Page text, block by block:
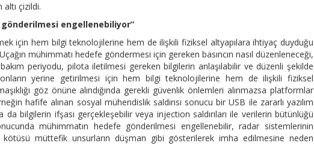
çizildi.
gönderilmesi engellenebiliyor”
için hem bilgi teknolojilerine hem de ilişkili fiziksel altyapılara ihtiyaç duyduğu
mühimmatı hedefe göndermesi için gereken basıncın nasıl düzenleneceği,
periyodu, pilota iletilmesi gereken bilgilerin anlaşılabilir ve düzenli şekilde
yerine getirilmesi için hem bilgi teknolojilerine hem de ilişkili fiziksel
göz önüne alındığında gerekli güvenlik önlemleri alınmazsa platformlar
hafife alınan sosyal mühendislik saldırısı sonucu bir USB ile zararlı yazılım
da bilgilerin ifşası gerçekleşebilir veya injection saldırıları ile verilerin bütünlüğü
mühimmatın hedefe gönderilmesi engellenebilir, radar sistemlerinin
kötüsü müttefik unsurların düşman gibi gösterilerek imha edilmesine neden